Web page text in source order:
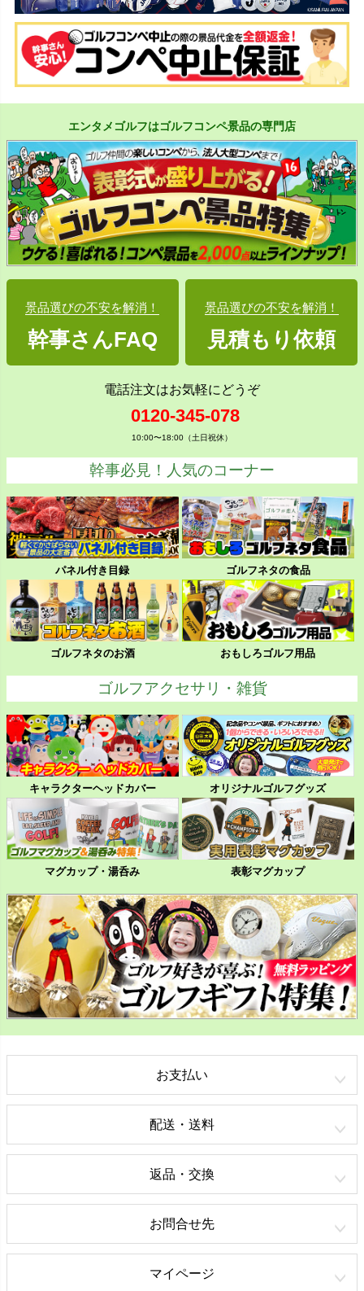
エンタメゴルフはゴルフコンペ景品の専門店
景品選びの不安を解消！
幹事さんFAQ
景品選びの不安を解消！
見積もり依頼
電話注文はお気軽にどうぞ
0120-345-078
10:00〜18:00（土日祝休）
幹事必見！人気のコーナー
パネル付き目録 ゴルフネタの食品
ゴルフネタのお酒 おもしろゴルフ用品
ゴルフアクセサリ・雑貨
キャラクターヘッドカバー オリジナルゴルフグッズ
マグカップ・湯呑み 表彰マグカップ
お支払い
配送・送料
返品・交換
お問合せ先
マイページ